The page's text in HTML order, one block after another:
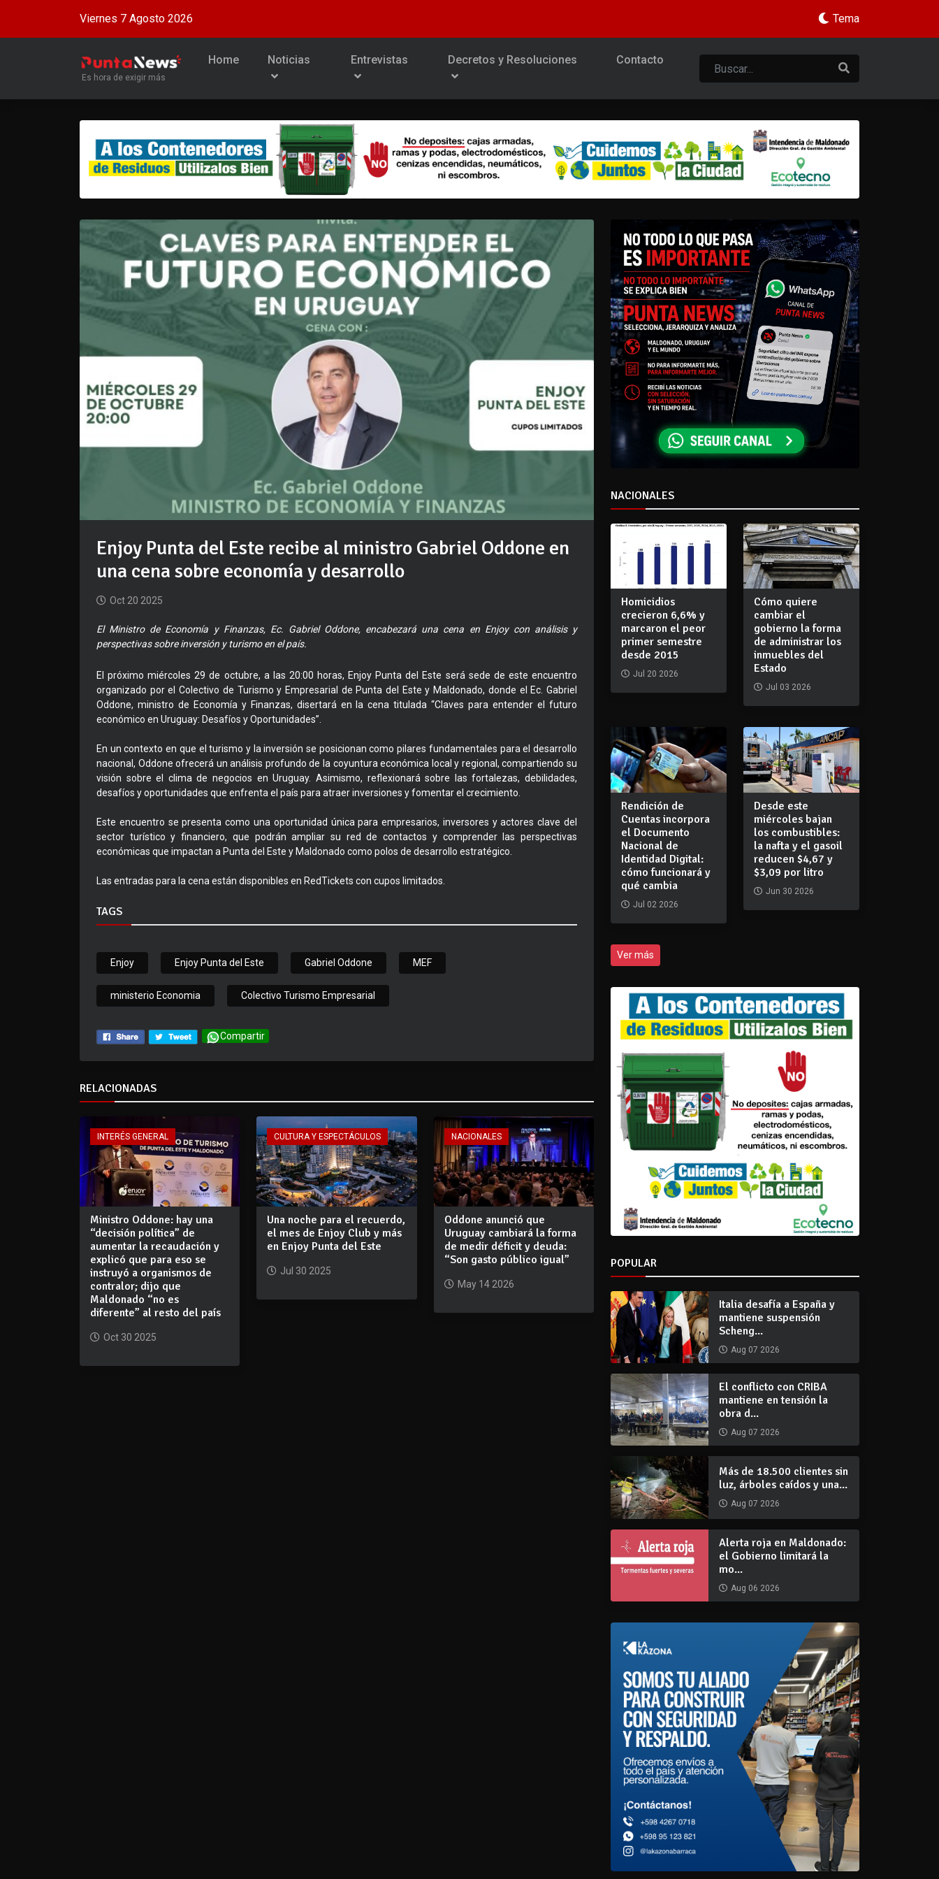
Viernes 7 Agosto 2026 Tema
Es hora de exigir más
Home Noticias Entrevistas Decretos y Resoluciones Contacto
Enjoy Punta del Este recibe al ministro Gabriel Oddone en
una cena sobre economía y desarrollo
Oct 20 2025
El Ministro de Economía y Finanzas, Ec. Gabriel Oddone, encabezará una cena en Enjoy con análisis y
perspectivas sobre inversión y turismo en el país.
El próximo miércoles 29 de octubre, a las 20:00 horas, Enjoy Punta del Este será sede de este encuentro
organizado por el Colectivo de Turismo y Empresarial de Punta del Este y Maldonado, donde el Ec. Gabriel
Oddone, ministro de Economía y Finanzas, disertará en la cena titulada “Claves para entender el futuro
económico en Uruguay: Desafíos y Oportunidades”.
En un contexto en que el turismo y la inversión se posicionan como pilares fundamentales para el desarrollo
nacional, Oddone ofrecerá un análisis profundo de la coyuntura económica local y regional, compartiendo su
visión sobre el clima de negocios en Uruguay. Asimismo, reflexionará sobre las fortalezas, debilidades,
desafíos y oportunidades que enfrenta el país para atraer inversiones y fomentar el crecimiento.
Este encuentro se presenta como una oportunidad única para empresarios, inversores y actores clave del
sector turístico y financiero, que podrán ampliar su red de contactos y comprender las perspectivas
económicas que impactan a Punta del Este y Maldonado como polos de desarrollo estratégico.
Las entradas para la cena están disponibles en RedTickets con cupos limitados.
TAGS
Enjoy Enjoy Punta del Este Gabriel Oddone MEF
ministerio Economia Colectivo Turismo Empresarial
Compartir
RELACIONADAS
INTERÉS GENERAL
Ministro Oddone: hay una
“decisión política” de
aumentar la recaudación y
explicó que para eso se
instruyó a organismos de
contralor; dijo que
Maldonado “no es
diferente” al resto del país
Oct 30 2025
CULTURA Y ESPECTÁCULOS
Una noche para el recuerdo,
el mes de Enjoy Club y más
en Enjoy Punta del Este
Jul 30 2025
NACIONALES
Oddone anunció que
Uruguay cambiará la forma
de medir déficit y deuda:
“Son gasto público igual”
May 14 2026
NACIONALES
Homicidios
crecieron 6,6% y
marcaron el peor
primer semestre
desde 2015
Jul 20 2026
Cómo quiere
cambiar el
gobierno la forma
de administrar los
inmuebles del
Estado
Jul 03 2026
Rendición de
Cuentas incorpora
el Documento
Nacional de
Identidad Digital:
cómo funcionará y
qué cambia
Jul 02 2026
Desde este
miércoles bajan
los combustibles:
la nafta y el gasoil
reducen $4,67 y
$3,09 por litro
Jun 30 2026
Ver más
POPULAR
Italia desafía a España y
mantiene suspensión
Scheng...
Aug 07 2026
El conflicto con CRIBA
mantiene en tensión la
obra d...
Aug 07 2026
Más de 18.500 clientes sin
luz, árboles caídos y una...
Aug 07 2026
Alerta roja en Maldonado:
el Gobierno limitará la
mo...
Aug 06 2026